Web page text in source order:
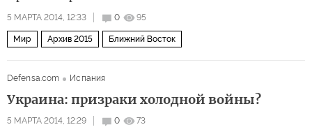
5 МАРТА 2014, 12:33 0 95
Мир Архив 2015 Ближний Восток
Defensa.com Испания
Украина: призраки холодной войны?
5 МАРТА 2014, 12:29 0 73